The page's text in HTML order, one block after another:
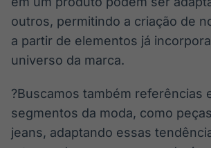
Crédito
Em breve
outros, permitindo a criação de
a partir de elementos já
universo da marca.
?Buscamos também referências
segmentos da moda, como
jeans, adaptando essas